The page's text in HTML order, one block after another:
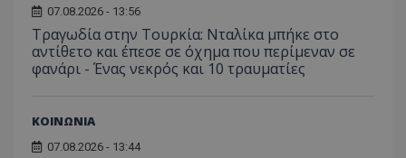
07.08.2026 - 13:56
Τραγωδία στην Τουρκία: Νταλίκα μπήκε στο
αντίθετο και έπεσε σε όχημα που περίμεναν σε
φανάρι - Ένας νεκρός και 10 τραυματίες
ΚΟΙΝΩΝΙΑ
07.08.2026 - 13:44